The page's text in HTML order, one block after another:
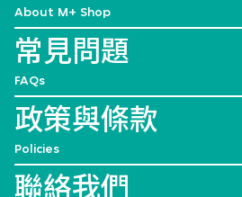
About M+ Shop
常見問題
FAQs
政策與條款
Policies
聯絡我們